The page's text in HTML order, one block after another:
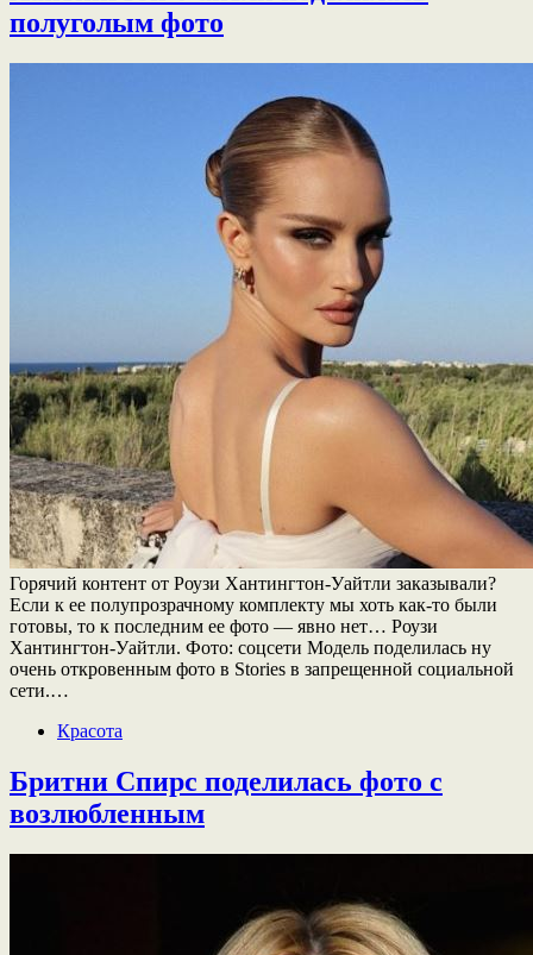
полуголым фото
Горячий контент от Роузи Хантингтон-Уайтли заказывали?
Если к ее полупрозрачному комплекту мы хоть как-то были
готовы, то к последним ее фото — явно нет… Роузи
Хантингтон-Уайтли. Фото: соцсети Модель поделилась ну
очень откровенным фото в Stories в запрещенной социальной
сети.…
Красота
Бритни Спирс поделилась фото с
возлюбленным